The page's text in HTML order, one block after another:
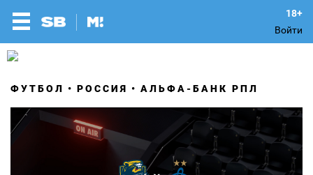
Войти
ФУТБОЛ РОССИЯ АЛЬФА-БАНК РПЛ